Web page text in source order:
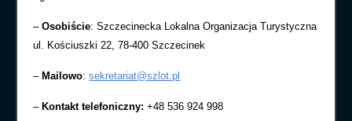
–Osobiście: Szczecinecka Lokalna Organizacja Turystyczna
ul. Kościuszki 22, 78-400 Szczecinek
– Mailowo:sekretariat@szlot.pl
– Kontakt telefoniczny: +48 536 924 998